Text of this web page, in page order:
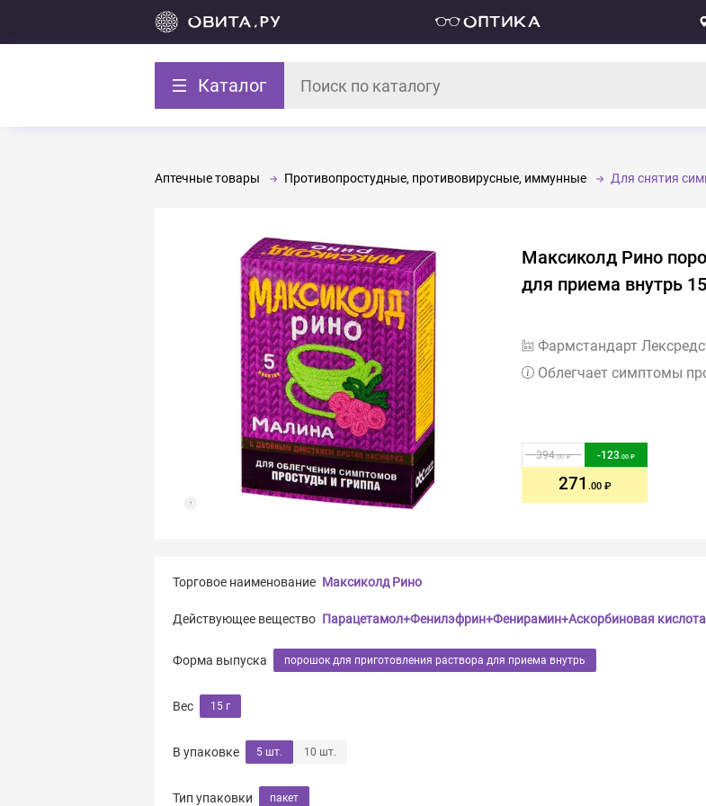
Каталог
Аптечные товары Противопростудные, противовирусные, иммунные Для снятия
Максиколд Рино
для приема внутрь
Фармстандарт
Облегчает симптомы
394.00 -123.00
271 .00
Торговое наименование Максиколд Рино
Действующее вещество Парацетамол+Фенилэфрин+Фенирамин+Аскорбиновая кислота
Форма выпуска порошок для приготовления раствора для приема внутрь
Вес 15 г
В упаковке 5 шт. 10 шт.
Тип упаковки пакет